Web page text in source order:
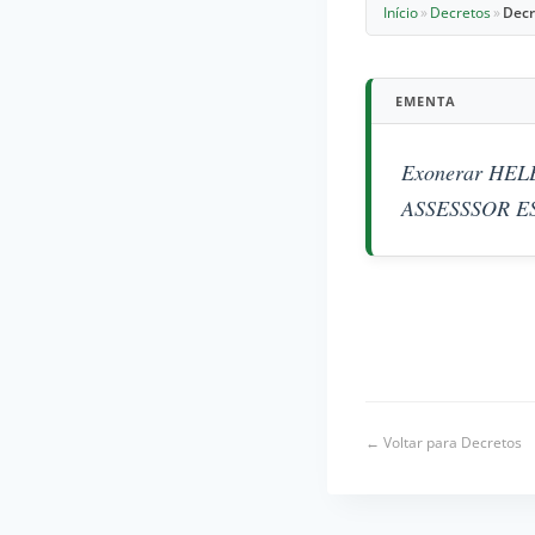
Início » Decretos »
EMENTA
Exonerar
ASSESSSOR
← Voltar para Decretos